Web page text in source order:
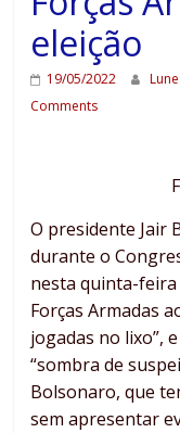
eleição
19/05/2022
Comments
O presidente Jair
durante o
nesta quinta-feira
Forças Armadas
jogadas no lixo”,
“sombra de
Bolsonaro, que
sem apresentar